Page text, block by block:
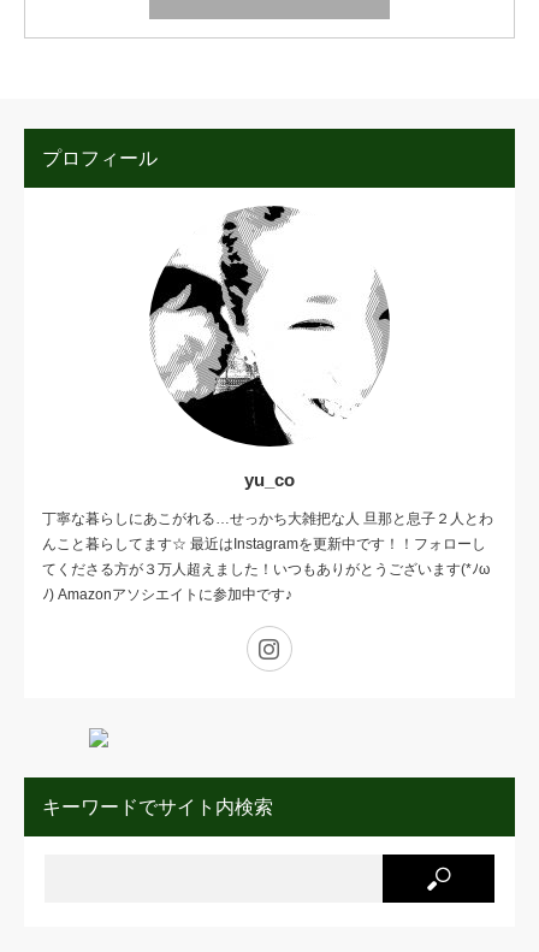
プロフィール
yu_co
丁寧な暮らしにあこがれる…せっかち大雑把な人 旦那と息子２人とわ
んこと暮らしてます☆ 最近はInstagramを更新中です！！フォローし
てくださる方が３万人超えました！いつもありがとうございます(*ﾉω
ﾉ) Amazonアソシエイトに参加中です♪
キーワードでサイト内検索